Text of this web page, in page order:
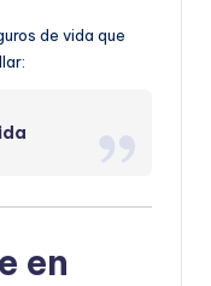
de vida que
en